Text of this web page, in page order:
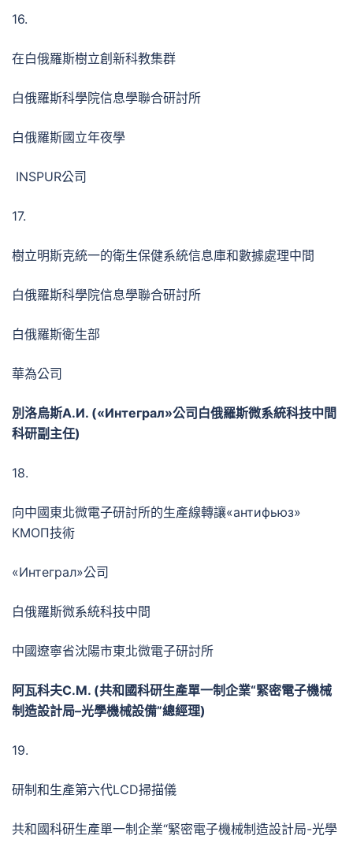
16.
在白俄羅斯樹立創新科教集群
白俄羅斯科學院信息學聯合研討所
白俄羅斯國立年夜學
INSPUR公司
17.
樹立明斯克統一的衛生保健系統信息庫和數據處理中間
白俄羅斯科學院信息學聯合研討所
白俄羅斯衛生部
華為公司
別洛烏斯А.И. («Интеграл»公司白俄羅斯微系統科技中間
科研副主任)
18.
向中國東北微電子研討所的生產線轉讓«антифьюз»
КМОП技術
«Интеграл»公司
白俄羅斯微系統科技中間
中國遼寧省沈陽市東北微電子研討所
阿瓦科夫С.М. (共和國科研生產單一制企業“緊密電子機械
制造設計局–光學機械設備”總經理)
19.
研制和生產第六代LCD掃描儀
共和國科研生產單一制企業“緊密電子機械制造設計局-光學